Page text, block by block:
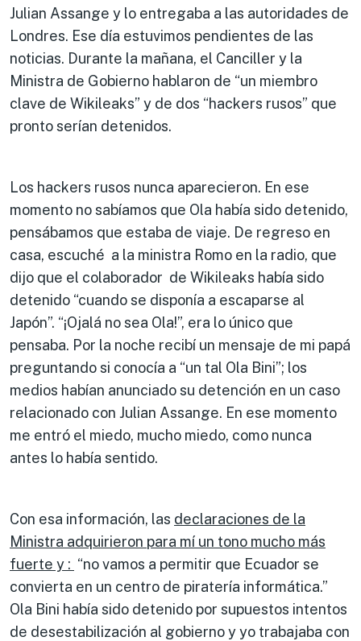
Julian Assange y lo entregaba a las autoridades de
Londres. Ese día estuvimos pendientes de las
noticias. Durante la mañana, el Canciller y la
Ministra de Gobierno hablaron de “un miembro
clave de Wikileaks” y de dos “hackers rusos” que
pronto serían detenidos.
Los hackers rusos nunca aparecieron. En ese
momento no sabíamos que Ola había sido detenido,
pensábamos que estaba de viaje. De regreso en
casa, escuché a la ministra Romo en la radio, que
dijo que el colaborador de Wikileaks había sido
detenido “cuando se disponía a escaparse al
Japón”. “¡Ojalá no sea Ola!”, era lo único que
pensaba. Por la noche recibí un mensaje de mi papá
preguntando si conocía a “un tal Ola Bini”; los
medios habían anunciado su detención en un caso
relacionado con Julian Assange. En ese momento
me entró el miedo, mucho miedo, como nunca
antes lo había sentido.
Con esa información, las declaraciones de la
Ministra adquirieron para mí un tono mucho más
fuerte y : “no vamos a permitir que Ecuador se
convierta en un centro de piratería informática.”
Ola Bini había sido detenido por supuestos intentos
de desestabilización al gobierno y yo trabajaba con